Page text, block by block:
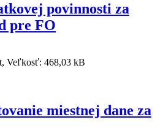
povinnosti za
pre FO
Veľkosť: 468,03 kB
miestnej dane za